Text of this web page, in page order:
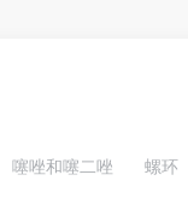
噻唑和噻二唑 螺环